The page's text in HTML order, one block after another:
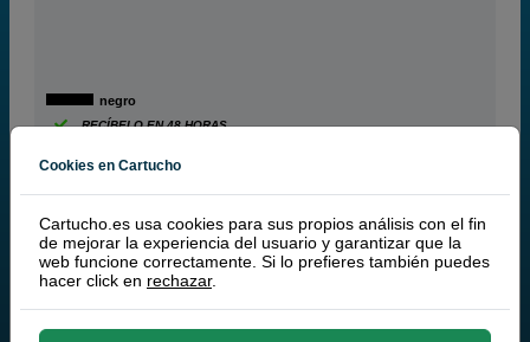
negro
RECÍBELO EN 48 HORAS
El toner negro TK-6725 también es conocido comotoner
Kyocera Mita 1T02NJ0NL0 .
El cartucho detoner 1T02NJ0NL0
70.000páginas en base a un 5% de cobertura. Consigue
resultados excelentes gracias a la calidad del toner
Cookies en Cartucho
Cartucho.es usa cookies para sus propios análisis con el fin
de mejorar la experiencia del usuario y garantizar que la
web funcione correctamente. Si lo prefieres también puedes
hacer click en rechazar.